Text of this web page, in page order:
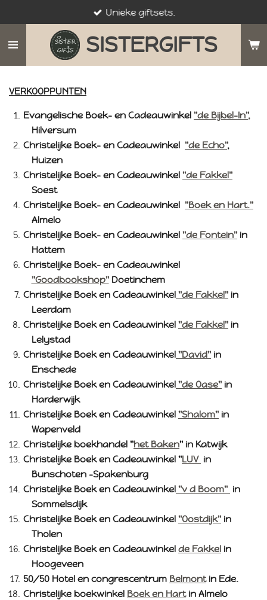
naar
SISTERGIFTS
Unieke giftsets.
VERKOOPPUNTEN
Evangelische Boek- en Cadeauwinkel "de Bijbel-In",
Hilversum
Christelijke Boek- en Cadeauwinkel "de Echo",
Huizen
Christelijke Boek- en Cadeauwinkel "de Fakkel"
Soest
Christelijke Boek- en Cadeauwinkel "Boek en Hart."
Almelo
Christelijke Boek- en Cadeauwinkel "de Fontein" in
Hattem
Christelijke Boek- en Cadeauwinkel
"Goodbookshop"Doetinchem
Christelijke Boek en Cadeauwinkel "de Fakkel" in
Leerdam
Christelijke Boek en Cadeauwinkel "de Fakkel" in
Lelystad
Christelijke Boek en Cadeauwinkel "David" in
Enschede
Christelijke Boek en Cadeauwinkel "de Oase" in
Harderwijk
Christelijke Boek en Cadeauwinkel "Shalom" in
Wapenveld
Christelijke boekhandel "het Baken" in Katwijk
Christelijke Boek en Cadeauwinkel "LUV in
Bunschoten -Spakenburg
Christelijke Boek en Cadeauwinkel "v d Boom" in
Sommelsdijk
Christelijke Boek en Cadeauwinkel "Oostdijk" in
Tholen
Christelijke Boek en Cadeauwinkel de Fakkel in
Hoogeveen
50/50 Hotel en congrescentrum Belmontin Ede.
Christelijke boekwinkel Boek en Hartin Almelo